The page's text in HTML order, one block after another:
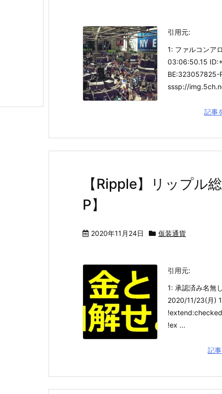
引用元:
1: ファルコンア
03:06:50.15
BE:323057825-
sssp://
記事
【Ripple】リップル
P】
2020年11月24日 仮装通貨
引用元:
1: 承認済み名無
2020/11/23(月)
!ex ...
記